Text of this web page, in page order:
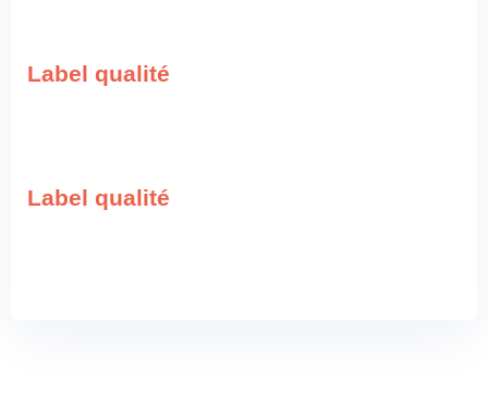
Label qualité
Label qualité